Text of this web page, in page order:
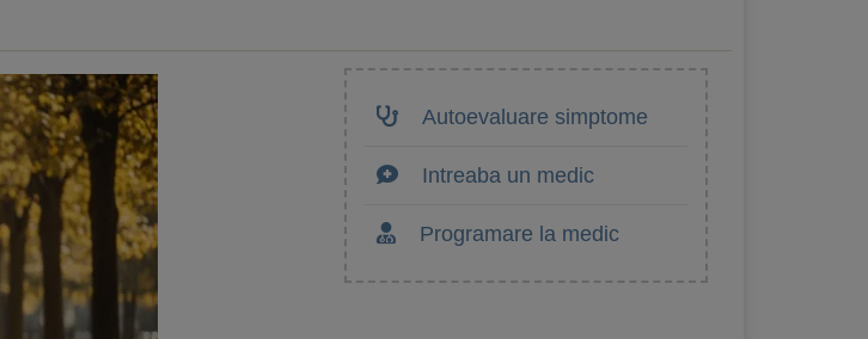
Autoevaluare simptome
Intreaba un medic
Programare la medic